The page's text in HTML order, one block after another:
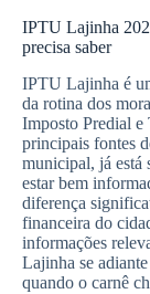
IPTU Lajinha
precisa saber
IPTU Lajinha é
da rotina dos
Imposto Predial e
principais fontes
municipal, já está
estar bem
diferença
financeira do
informações
Lajinha se
quando o carnê